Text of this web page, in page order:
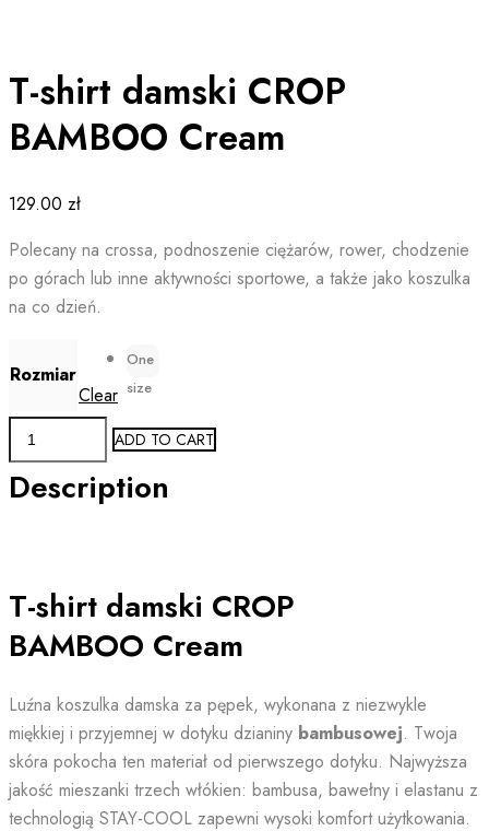
T-shirt damski CROP
BAMBOO Cream
129.00 zł
Polecany na crossa, podnoszenie ciężarów, rower, chodzenie
po górach lub inne aktywności sportowe, a także jako koszulka
na co dzień.
Rozmiar
One
size
Clear
shirt
damski
quantity
ADD TO CART
Description
T-shirt damski CROP
BAMBOO Cream
Luźna koszulka damska za pępek, wykonana z niezwykle
miękkiej i przyjemnej w dotyku dzianiny bambusowej. Twoja
skóra pokocha ten materiał od pierwszego dotyku. Najwyższa
jakość mieszanki trzech włókien: bambusa, bawełny i elastanu z
technologią STAY-COOL zapewni wysoki komfort użytkowania.